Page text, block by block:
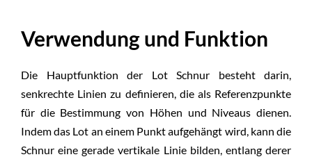
Verwendung und Funktion
Die Hauptfunktion der Lot Schnur besteht darin,
senkrechte Linien zu definieren, die als Referenzpunkte
für die Bestimmung von Höhen und Niveaus dienen.
Indem das Lot an einem Punkt aufgehängt wird, kann die
Schnur eine gerade vertikale Linie bilden, entlang derer